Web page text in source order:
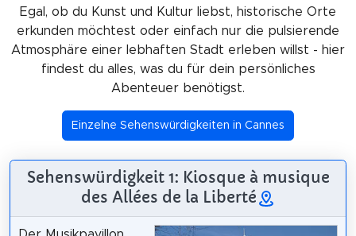
Egal, ob du Kunst und Kultur liebst, historische Orte
erkunden möchtest oder einfach nur die pulsierende
Atmosphäre einer lebhaften Stadt erleben willst - hier
findest du alles, was du für dein persönliches
Abenteuer benötigst.
Einzelne Sehenswürdigkeiten in Cannes
Sehenswürdigkeit 1: Kiosque à musique
des Allées de la Liberté